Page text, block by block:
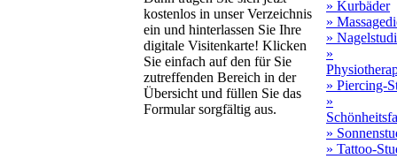
kostenlos in unser Verzeichnis
ein und hinterlassen Sie Ihre
digitale Visitenkarte! Klicken
Sie einfach auf den für Sie
zutreffenden Bereich in der
Übersicht und füllen Sie das
Formular sorgfältig aus.
» Kurbäder
»
»
»
» Piercing-
»
»
» Tattoo-